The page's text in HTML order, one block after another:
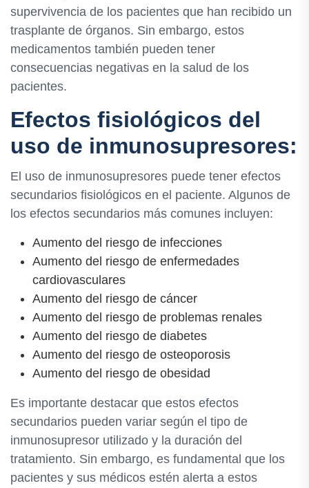
supervivencia de los pacientes que han recibido un
trasplante de órganos. Sin embargo, estos
medicamentos también pueden tener
consecuencias negativas en la salud de los
pacientes.
Efectos fisiológicos del
uso de inmunosupresores:
El uso de inmunosupresores puede tener efectos
secundarios fisiológicos en el paciente. Algunos de
los efectos secundarios más comunes incluyen:
Aumento del riesgo de infecciones
Aumento del riesgo de enfermedades
cardiovasculares
Aumento del riesgo de cáncer
Aumento del riesgo de problemas renales
Aumento del riesgo de diabetes
Aumento del riesgo de osteoporosis
Aumento del riesgo de obesidad
Es importante destacar que estos efectos
secundarios pueden variar según el tipo de
inmunosupresor utilizado y la duración del
tratamiento. Sin embargo, es fundamental que los
pacientes y sus médicos estén alerta a estos